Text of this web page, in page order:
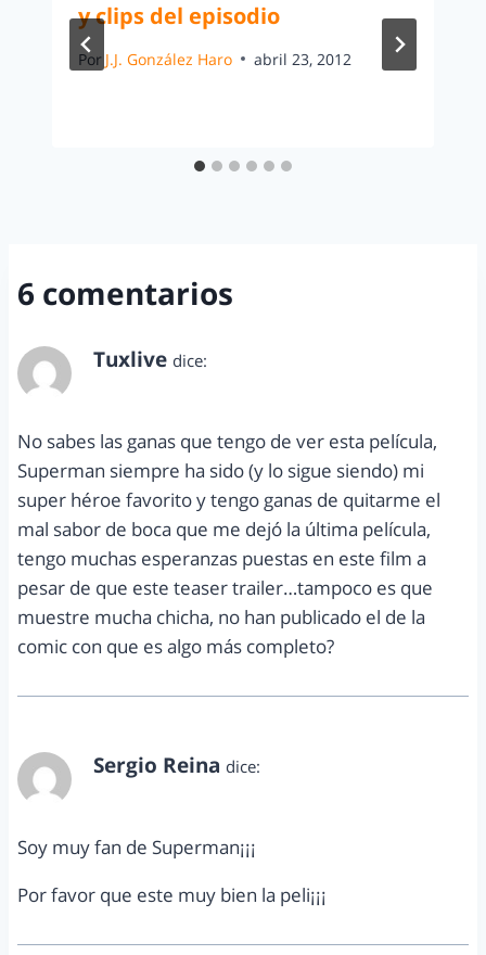
y clips del episodio
Por J.J. González Haro abril 23, 2012
6 comentarios
Tuxlive dice:
No sabes las ganas que tengo de ver esta película,
Superman siempre ha sido (y lo sigue siendo) mi
super héroe favorito y tengo ganas de quitarme el
mal sabor de boca que me dejó la última película,
tengo muchas esperanzas puestas en este film a
pesar de que este teaser trailer…tampoco es que
muestre mucha chicha, no han publicado el de la
comic con que es algo más completo?
Sergio Reina dice:
Soy muy fan de Superman¡¡¡
Por favor que este muy bien la peli¡¡¡